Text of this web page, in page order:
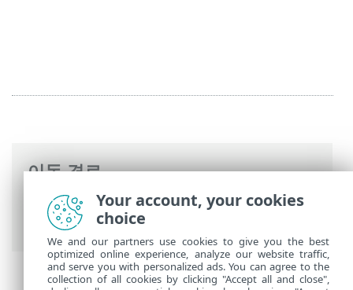
이동 경로
ESET 온라인 도움말>ESET Mail Security>
고급 설정
>서버> 안티피싱 테스트
Your account, your cookies
choice
We and our partners use cookies to give you the best
optimized online experience, analyze our website traffic,
and serve you with personalized ads. You can agree to the
collection of all cookies by clicking "Accept all and close",